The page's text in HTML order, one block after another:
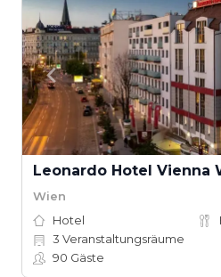
Leonardo Hotel Vienna
Wien
Hotel
3 Veranstaltungsräume
90 Gäste